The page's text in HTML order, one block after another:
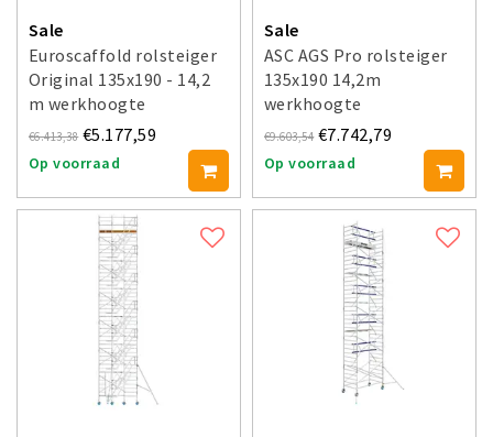
Sale
Euroscaffold rolsteiger
Original 135x190 - 14,2
m werkhoogte
€6.413,38 €5.177,59
Op voorraad
Sale
ASC AGS Pro rolsteiger
135x190 14,2m
werkhoogte
voorloopleuning dubbel
€9.603,54 €7.742,79
Op voorraad